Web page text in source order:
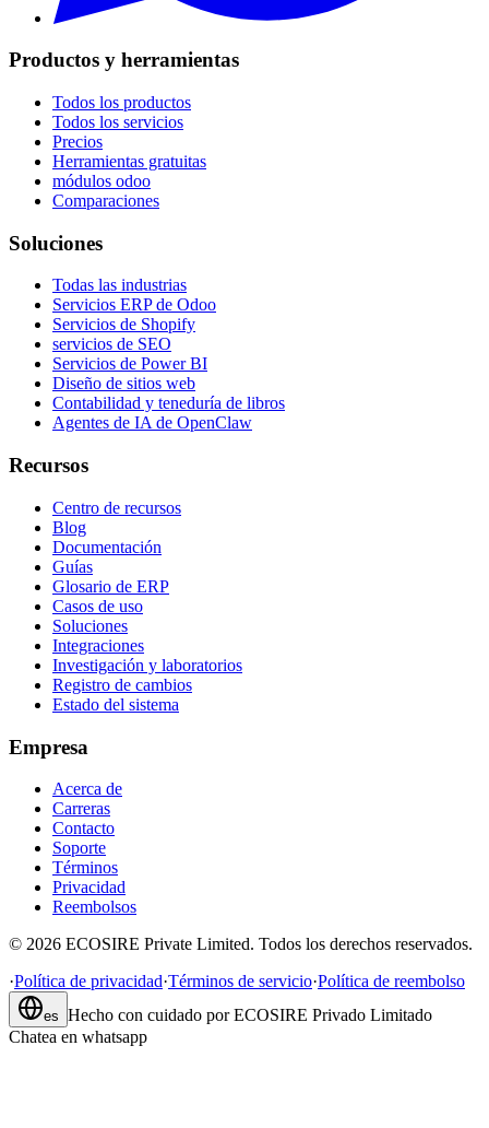
Productos y herramientas
Todos los productos
Todos los servicios
Precios
Herramientas gratuitas
módulos odoo
Comparaciones
Soluciones
Todas las industrias
Servicios ERP de Odoo
Servicios de Shopify
servicios de SEO
Servicios de Power BI
Diseño de sitios web
Contabilidad y teneduría de libros
Agentes de IA de OpenClaw
Recursos
Centro de recursos
Blog
Documentación
Guías
Glosario de ERP
Casos de uso
Soluciones
Integraciones
Investigación y laboratorios
Registro de cambios
Estado del sistema
Empresa
Acerca de
Carreras
Contacto
Soporte
Términos
Privacidad
Reembolsos
© 2026 ECOSIRE Private Limited. Todos los derechos reservados.
·Política de privacidad·Términos de servicio·Política de reembolso
es Hecho con cuidado por ECOSIRE Privado Limitado
Chatea en whatsapp